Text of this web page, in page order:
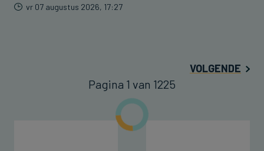
vr 07 augustus 2026, 17:27
VOLGENDE
Pagina 1 van 1225